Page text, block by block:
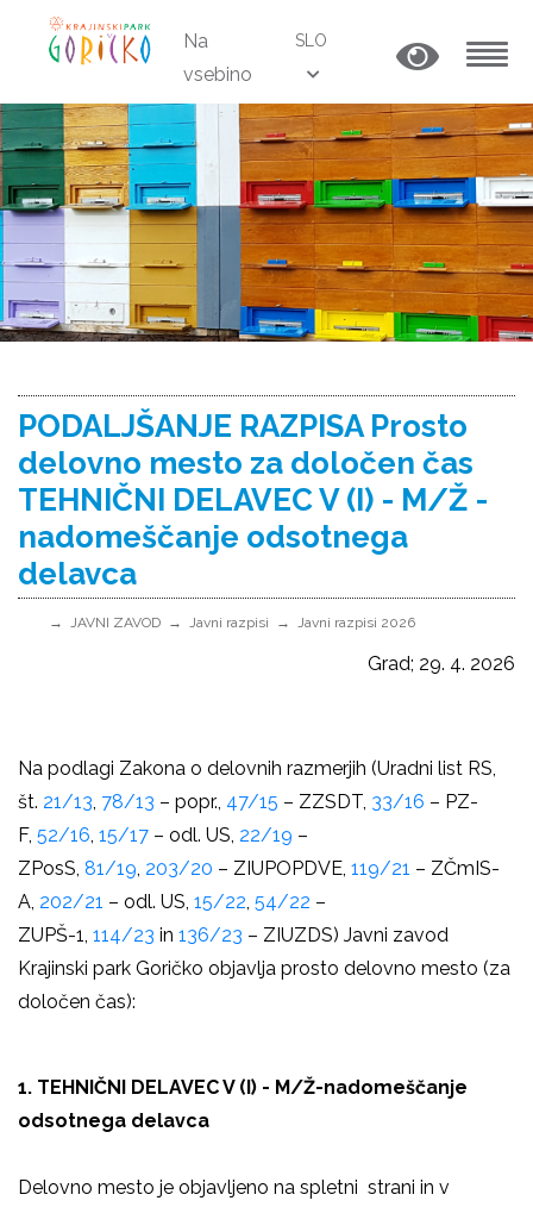
Na
vsebino
SLO
PODALJŠANJE RAZPISA Prosto
delovno mesto za določen čas
TEHNIČNI DELAVEC V (I) - M/Ž -
nadomeščanje odsotnega
delavca
JAVNI ZAVOD Javni razpisi Javni razpisi 2026
Grad; 29. 4. 2026
Na podlagi Zakona o delovnih razmerjih (Uradni list RS,
št. 21/13, 78/13 – popr., 47/15 – ZZSDT, 33/16 – PZ-
F, 52/16, 15/17 – odl. US, 22/19 –
ZPosS, 81/19, 203/20 – ZIUPOPDVE, 119/21 – ZČmIS-
A, 202/21 – odl. US, 15/22, 54/22 –
ZUPŠ-1, 114/23 in 136/23 – ZIUZDS) Javni zavod
Krajinski park Goričko objavlja prosto delovno mesto (za
določen čas):
1. TEHNIČNI DELAVEC V (I) - M/Ž-nadomeščanje
odsotnega delavca
Delovno mesto je objavljeno na spletni strani in v